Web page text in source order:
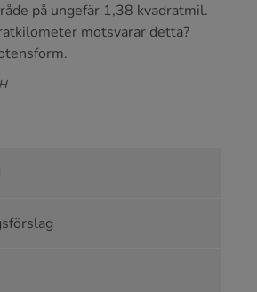
på ungefär 1,38 kvadratmil.
motsvarar detta?